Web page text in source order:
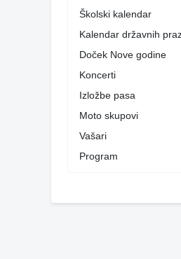
Školski kalendar
Kalendar državnih
Doček Nove godine
Koncerti
Izložbe pasa
Moto skupovi
Vašari
Program